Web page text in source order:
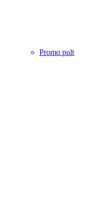
Promo pult